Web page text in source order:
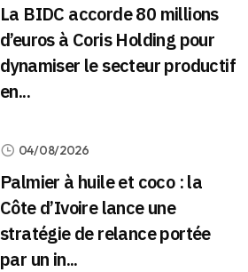
La BIDC accorde 80 millions
d’euros à Coris Holding pour
dynamiser le secteur productif
en...
04/08/2026
Palmier à huile et coco : la
Côte d’Ivoire lance une
stratégie de relance portée
par un in...